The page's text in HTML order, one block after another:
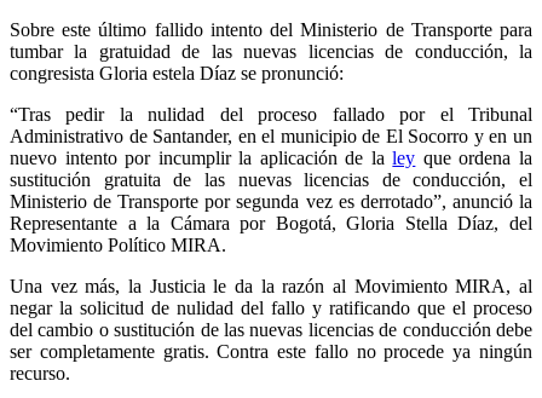
Sobre este último fallido intento del Ministerio de Transporte para
tumbar la gratuidad de las nuevas licencias de conducción, la
congresista Gloria estela Díaz se pronunció:
“Tras pedir la nulidad del proceso fallado por el Tribunal
Administrativo de Santander, en el municipio de El Socorro y en un
nuevo intento por incumplir la aplicación de laley que ordena la
sustitución gratuita de las nuevas licencias de conducción, el
Ministerio de Transporte por segunda vez es derrotado”, anunció la
Representante a la Cámara por Bogotá, Gloria Stella Díaz, del
Movimiento Político MIRA.
Una vez más, la Justicia le da la razón al Movimiento MIRA, al
negar la solicitud de nulidad del fallo y ratificando que el proceso
del cambio o sustitución de las nuevas licencias de conducción debe
ser completamente gratis. Contra este fallo no procede ya ningún
recurso.